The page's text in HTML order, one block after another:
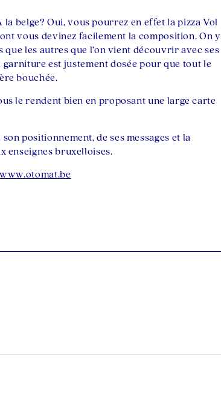
la belge? Oui, vous pourrez en effet la pizza Vol
vous devinez facilement la composition. On y
les autres que l’on vient découvrir avec ses
garniture est justement dosée pour que tout le
bouchée.
le rendent bien en proposant une large carte
positionnement, de ses messages et la
enseignes bruxelloises.
www.otomat.be